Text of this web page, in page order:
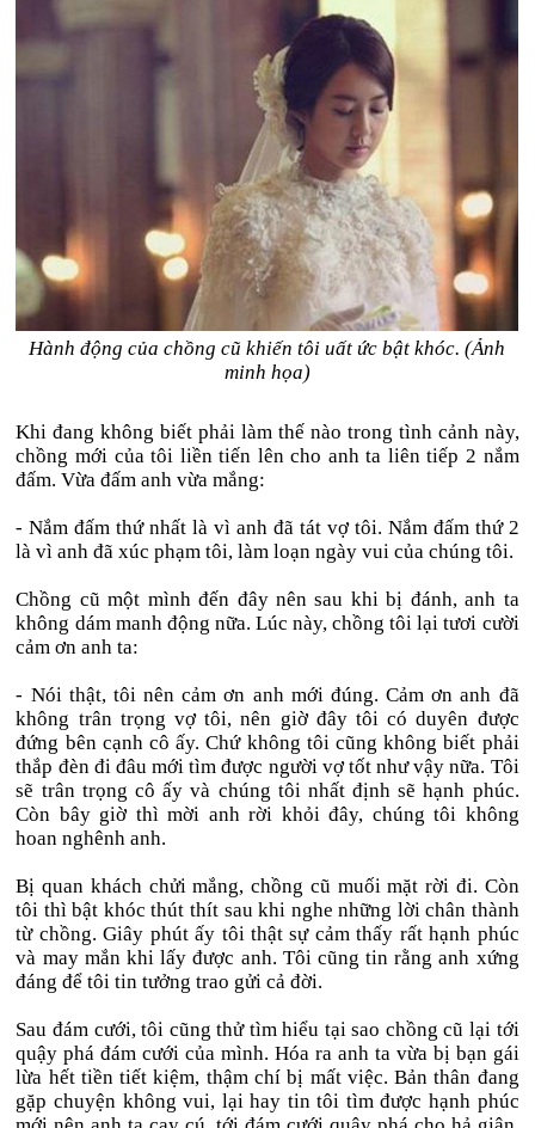
Hành động của chồng cũ khiến tôi uất ức bật khóc. (Ảnh
minh họa)
Khi đang không biết phải làm thế nào trong tình cảnh này,
chồng mới của tôi liền tiến lên cho anh ta liên tiếp 2 nắm
đấm. Vừa đấm anh vừa mắng:
- Nắm đấm thứ nhất là vì anh đã tát vợ tôi. Nắm đấm thứ 2
là vì anh đã xúc phạm tôi, làm loạn ngày vui của chúng tôi.
Chồng cũ một mình đến đây nên sau khi bị đánh, anh ta
không dám manh động nữa. Lúc này, chồng tôi lại tươi cười
cảm ơn anh ta:
- Nói thật, tôi nên cảm ơn anh mới đúng. Cảm ơn anh đã
không trân trọng vợ tôi, nên giờ đây tôi có duyên được
đứng bên cạnh cô ấy. Chứ không tôi cũng không biết phải
thắp đèn đi đâu mới tìm được người vợ tốt như vậy nữa. Tôi
sẽ trân trọng cô ấy và chúng tôi nhất định sẽ hạnh phúc.
Còn bây giờ thì mời anh rời khỏi đây, chúng tôi không
hoan nghênh anh.
Bị quan khách chửi mắng, chồng cũ muối mặt rời đi. Còn
tôi thì bật khóc thút thít sau khi nghe những lời chân thành
từ chồng. Giây phút ấy tôi thật sự cảm thấy rất hạnh phúc
và may mắn khi lấy được anh. Tôi cũng tin rằng anh xứng
đáng để tôi tin tưởng trao gửi cả đời.
Sau đám cưới, tôi cũng thử tìm hiểu tại sao chồng cũ lại tới
quậy phá đám cưới của mình. Hóa ra anh ta vừa bị bạn gái
lừa hết tiền tiết kiệm, thậm chí bị mất việc. Bản thân đang
gặp chuyện không vui, lại hay tin tôi tìm được hạnh phúc